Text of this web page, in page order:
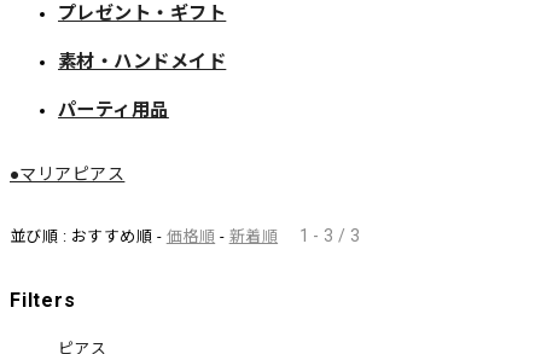
プレゼント・ギフト
素材・ハンドメイド
パーティ用品
●マリアピアス
並び順 : おすすめ順 - 価格順 - 新着順 1 - 3 / 3
Filters
ピアス